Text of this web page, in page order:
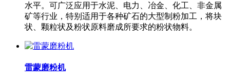
水平。可广泛应用于水泥、电力、冶金、化工、非金属
矿等行业，特别适用于各种矿石的大型制粉加工，将块
状、颗粒状及粉状原料磨成所要求的粉状物料。
雷蒙磨粉机